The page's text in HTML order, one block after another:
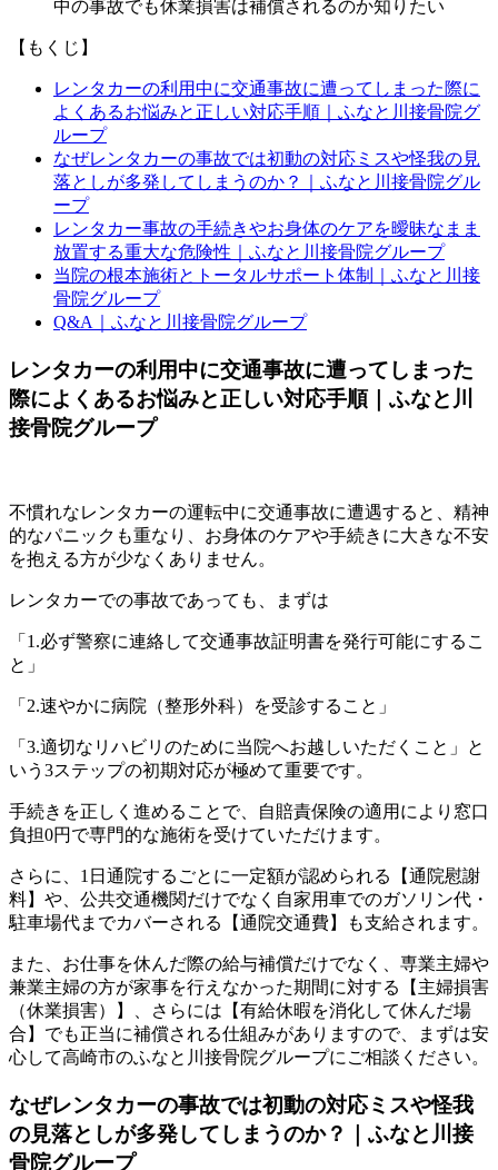
中の事故でも休業損害は補償されるのか知りたい
【もくじ】
レンタカーの利用中に交通事故に遭ってしまった際に
よくあるお悩みと正しい対応手順｜ふなと川接骨院グ
ループ
なぜレンタカーの事故では初動の対応ミスや怪我の見
落としが多発してしまうのか？｜ふなと川接骨院グル
ープ
レンタカー事故の手続きやお身体のケアを曖昧なまま
放置する重大な危険性｜ふなと川接骨院グループ
当院の根本施術とトータルサポート体制｜ふなと川接
骨院グループ
Q&A｜ふなと川接骨院グループ
レンタカーの利用中に交通事故に遭ってしまった
際によくあるお悩みと正しい対応手順｜ふなと川
接骨院グループ
不慣れなレンタカーの運転中に交通事故に遭遇すると、精神
的なパニックも重なり、お身体のケアや手続きに大きな不安
を抱える方が少なくありません。
レンタカーでの事故であっても、まずは
「1.必ず警察に連絡して交通事故証明書を発行可能にするこ
と」
「2.速やかに病院（整形外科）を受診すること」
「3.適切なリハビリのために当院へお越しいただくこと」と
いう3ステップの初期対応が極めて重要です。
手続きを正しく進めることで、自賠責保険の適用により窓口
負担0円で専門的な施術を受けていただけます。
さらに、1日通院するごとに一定額が認められる【通院慰謝
料】や、公共交通機関だけでなく自家用車でのガソリン代・
駐車場代までカバーされる【通院交通費】も支給されます。
また、お仕事を休んだ際の給与補償だけでなく、専業主婦や
兼業主婦の方が家事を行えなかった期間に対する【主婦損害
（休業損害）】、さらには【有給休暇を消化して休んだ場
合】でも正当に補償される仕組みがありますので、まずは安
心して高崎市のふなと川接骨院グループにご相談ください。
なぜレンタカーの事故では初動の対応ミスや怪我
の見落としが多発してしまうのか？｜ふなと川接
骨院グループ